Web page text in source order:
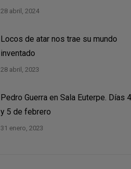
28 abril, 2024
Locos de atar nos trae su mundo
inventado
28 abril, 2023
Pedro Guerra en Sala Euterpe. Días 4
y 5 de febrero
31 enero, 2023